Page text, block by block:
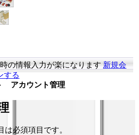
の情報入力が楽になります新規会
する
アカウント管理
は必須項目です。